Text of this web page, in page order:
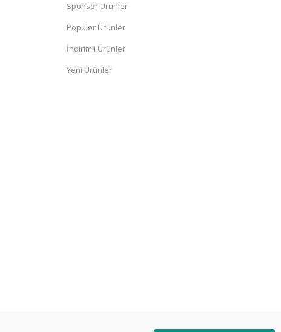
Sponsor Ürünler
Popüler Ürünler
İndirimli Ürünler
Yeni Ürünler